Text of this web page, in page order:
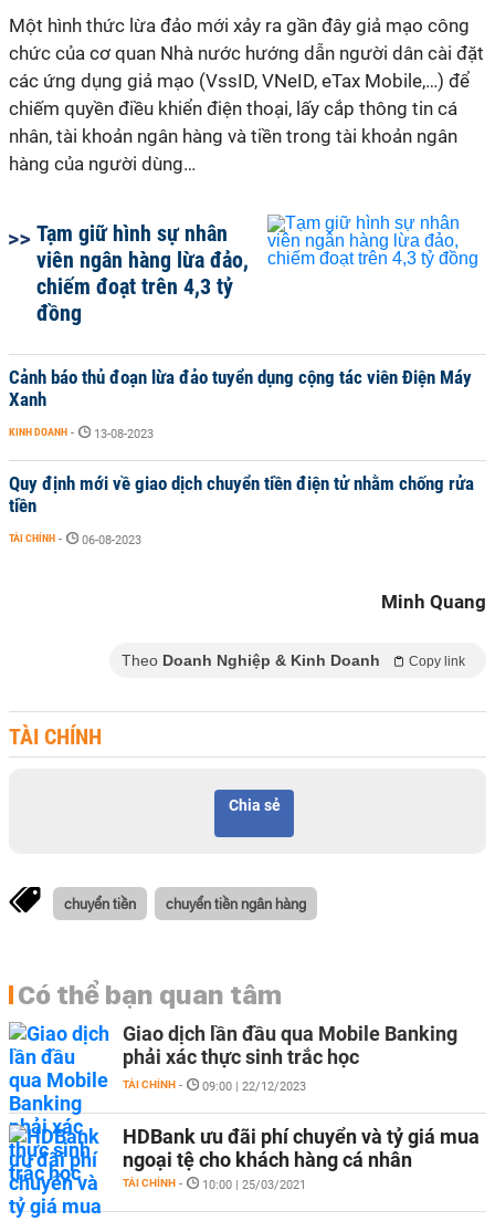
Một hình thức lừa đảo mới xảy ra gần đây giả mạo công
chức của cơ quan Nhà nước hướng dẫn người dân cài đặt
các ứng dụng giả mạo (VssID, VNeID, eTax Mobile,…) để
chiếm quyền điều khiển điện thoại, lấy cắp thông tin cá
nhân, tài khoản ngân hàng và tiền trong tài khoản ngân
hàng của người dùng…
Tạm giữ hình sự nhân
viên ngân hàng lừa đảo,
chiếm đoạt trên 4,3 tỷ
đồng
Cảnh báo thủ đoạn lừa đảo tuyển dụng cộng tác viên Điện Máy
Xanh
KINH DOANH - 13-08-2023
Quy định mới về giao dịch chuyển tiền điện tử nhằm chống rửa
tiền
TÀI CHÍNH - 06-08-2023
Minh Quang
Theo Doanh Nghiệp & Kinh Doanh Copy link
TÀI CHÍNH
Chia sẻ
chuyển tiền chuyển tiền ngân hàng
Có thể bạn quan tâm
Giao dịch lần đầu qua Mobile Banking
phải xác thực sinh trắc học
TÀI CHÍNH - 09:00 | 22/12/2023
HDBank ưu đãi phí chuyển và tỷ giá mua
ngoại tệ cho khách hàng cá nhân
TÀI CHÍNH - 10:00 | 25/03/2021